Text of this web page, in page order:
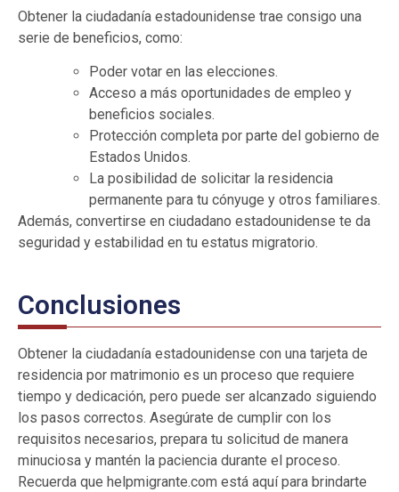
Obtener la ciudadanía estadounidense trae consigo una
serie de beneficios, como:
Poder votar en las elecciones.
Acceso a más oportunidades de empleo y
beneficios sociales.
Protección completa por parte del gobierno de
Estados Unidos.
La posibilidad de solicitar la residencia
permanente para tu cónyuge y otros familiares.
Además, convertirse en ciudadano estadounidense te da
seguridad y estabilidad en tu estatus migratorio.
Conclusiones
Obtener la ciudadanía estadounidense con una tarjeta de
residencia por matrimonio es un proceso que requiere
tiempo y dedicación, pero puede ser alcanzado siguiendo
los pasos correctos. Asegúrate de cumplir con los
requisitos necesarios, prepara tu solicitud de manera
minuciosa y mantén la paciencia durante el proceso.
Recuerda que helpmigrante.com está aquí para brindarte